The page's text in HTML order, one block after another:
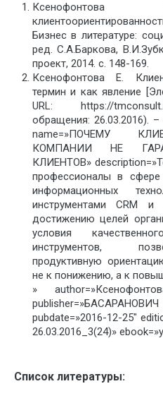
Бизнес в литературе:
ред. С.А.Баркова,
проект, 2014. с. 148-169.
Ксенофонтова Е.
термин и как явление
URL: https://
обращения: 26.03.2016).
name=»ПОЧЕМУ
КОМПАНИИ НЕ
КЛИЕНТОВ»
профессионалы в
информационных
инструментами CRM
достижению целей
условия
инструментов,
продуктивную
не к понижению, а к
»
pubdate=»2016-12-25″
26.03.2016_3(24)»
Список литературы: